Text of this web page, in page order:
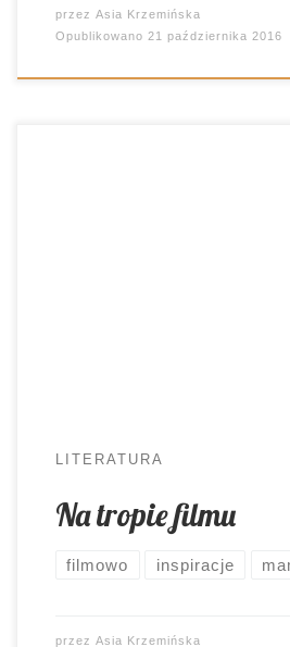
przez Asia Krzemińska
Opublikowano 21 października 2016
LITERATURA
Na tropie filmu
filmowo inspiracje
przez Asia Krzemińska